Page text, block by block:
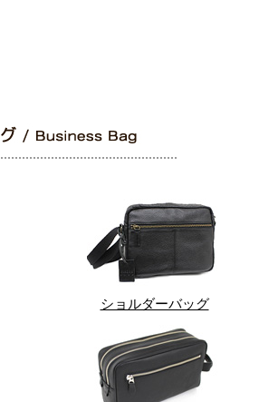
ショルダーバッグ